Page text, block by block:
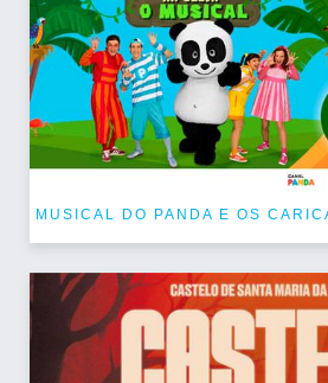
MUSICAL DO PANDA E OS